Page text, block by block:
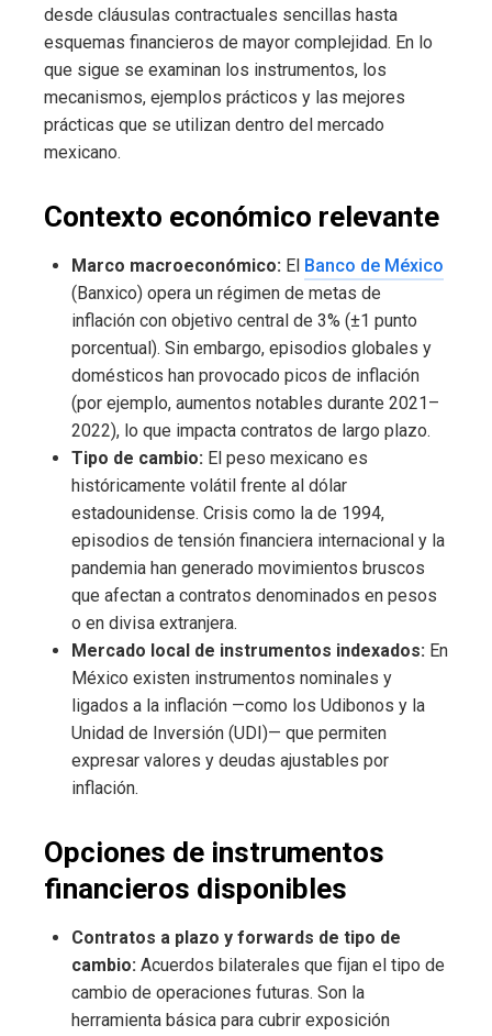
desde cláusulas contractuales sencillas hasta
esquemas financieros de mayor complejidad. En lo
que sigue se examinan los instrumentos, los
mecanismos, ejemplos prácticos y las mejores
prácticas que se utilizan dentro del mercado
mexicano.
Contexto económico relevante
Marco macroeconómico: El Banco de México
(Banxico) opera un régimen de metas de
inflación con objetivo central de 3% (±1 punto
porcentual). Sin embargo, episodios globales y
domésticos han provocado picos de inflación
(por ejemplo, aumentos notables durante 2021–
2022), lo que impacta contratos de largo plazo.
Tipo de cambio: El peso mexicano es
históricamente volátil frente al dólar
estadounidense. Crisis como la de 1994,
episodios de tensión financiera internacional y la
pandemia han generado movimientos bruscos
que afectan a contratos denominados en pesos
o en divisa extranjera.
Mercado local de instrumentos indexados: En
México existen instrumentos nominales y
ligados a la inflación —como los Udibonos y la
Unidad de Inversión (UDI)— que permiten
expresar valores y deudas ajustables por
inflación.
Opciones de instrumentos
financieros disponibles
Contratos a plazo y forwards de tipo de
cambio: Acuerdos bilaterales que fijan el tipo de
cambio de operaciones futuras. Son la
herramienta básica para cubrir exposición